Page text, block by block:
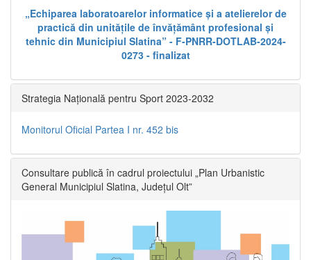
„Echiparea laboratoarelor informatice și a atelierelor de
practică din unitățile de învățământ profesional și
tehnic din Municipiul Slatina” - F-PNRR-DOTLAB-2024-
0273 - finalizat
Strategia Națională pentru Sport 2023-2032
Monitorul Oficial Partea I nr. 452 bis
Consultare publică în cadrul proiectului „Plan Urbanistic
General Municipiul Slatina, Județul Olt”